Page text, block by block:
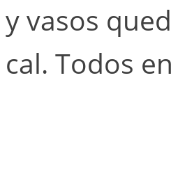
y vasos
cal. Todos